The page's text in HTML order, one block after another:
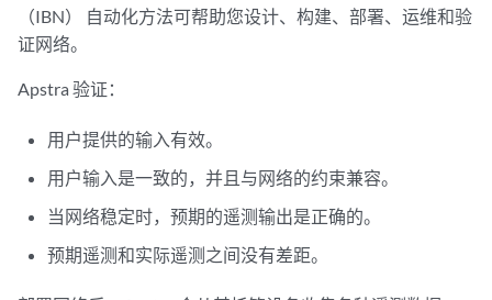
（IBN） 自动化方法可帮助您设计、构建、部署、运维和验
证网络。
Apstra 验证：
用户提供的输入有效。
用户输入是一致的，并且与网络的约束兼容。
当网络稳定时，预期的遥测输出是正确的。
预期遥测和实际遥测之间没有差距。